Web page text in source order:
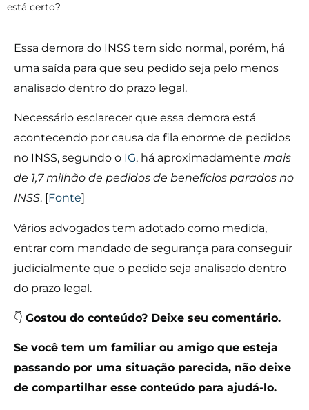
está certo?
Essa demora do INSS tem sido normal, porém, há
uma saída para que seu pedido seja pelo menos
analisado dentro do prazo legal.
Necessário esclarecer que essa demora está
acontecendo por causa da fila enorme de pedidos
no INSS, segundo o IG, há aproximadamente mais
de 1,7 milhão de pedidos de benefícios parados no
INSS. [Fonte]
Vários advogados tem adotado como medida,
entrar com mandado de segurança para conseguir
judicialmente que o pedido seja analisado dentro
do prazo legal.
👇 Gostou do conteúdo? Deixe seu comentário.
Se você tem um familiar ou amigo que esteja
passando por uma situação parecida, não deixe
de compartilhar esse conteúdo para ajudá-lo.